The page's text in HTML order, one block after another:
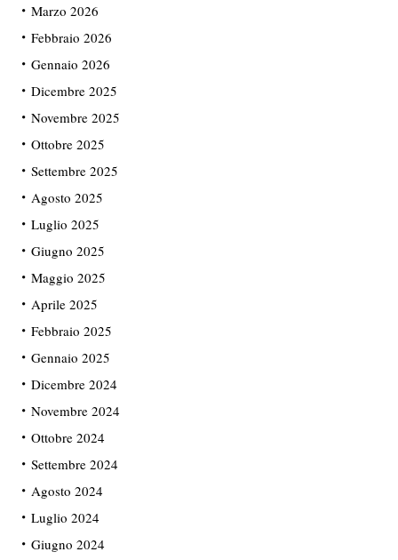
Marzo 2026
Febbraio 2026
Gennaio 2026
Dicembre 2025
Novembre 2025
Ottobre 2025
Settembre 2025
Agosto 2025
Luglio 2025
Giugno 2025
Maggio 2025
Aprile 2025
Febbraio 2025
Gennaio 2025
Dicembre 2024
Novembre 2024
Ottobre 2024
Settembre 2024
Agosto 2024
Luglio 2024
Giugno 2024